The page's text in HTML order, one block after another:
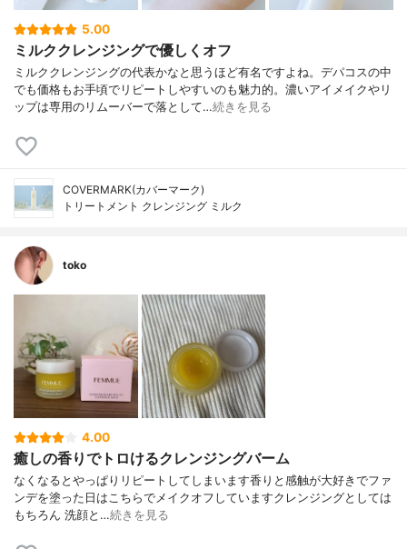
5.00
ミルククレンジングで優しくオフ
ミルククレンジングの代表かなと思うほど有名ですよね。デパコスの中
でも価格もお手頃でリピートしやすいのも魅力的。濃いアイメイクやリ
ップは専用のリムーバーで落として…続きを見る
COVERMARK(カバーマーク)
トリートメント クレンジング ミルク
toko
4.00
癒しの香りでトロけるクレンジングバーム
なくなるとやっぱりリピートしてしまいます香りと感触が大好きでファ
ンデを塗った日はこちらでメイクオフしていますクレンジングとしては
もちろん 洗顔と…続きを見る